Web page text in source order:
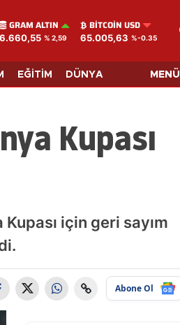
GRAM ALTIN
6.660,55 % 2,59
BITCOIN USD
65.005,63 %-0.35
EĞİTİM DÜNYA MENÜ
Kupası
için geri sayım
Abone Ol